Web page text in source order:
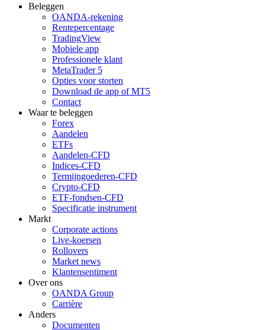
Beleggen
OANDA-rekening
Rentepercentage
TradingView
Mobiele app
Professionele klant
MetaTrader 5
Opties voor storten
Download de app of MT5
Contact
Waar te beleggen
Forex
Aandelen
ETFs
Aandelen-CFD
Indices-CFD
Termijngoederen-CFD
Crypto-CFD
ETF-fondsen-CFD
Specificatie instrument
Markt
Corporate actions
Live-koersen
Rollovers
Market news
Klantensentiment
Over ons
OANDA Group
Carrière
Anders
Documenten